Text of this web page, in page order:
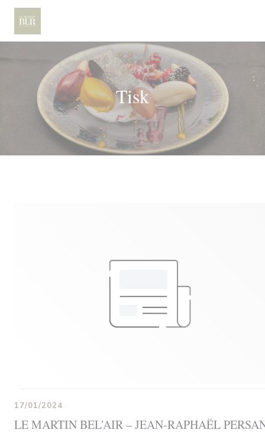
Panel pro správu cookies
Tisk
LE MARTIN BEL’AIR – JEAN-RAPHAËL
17/01/2024